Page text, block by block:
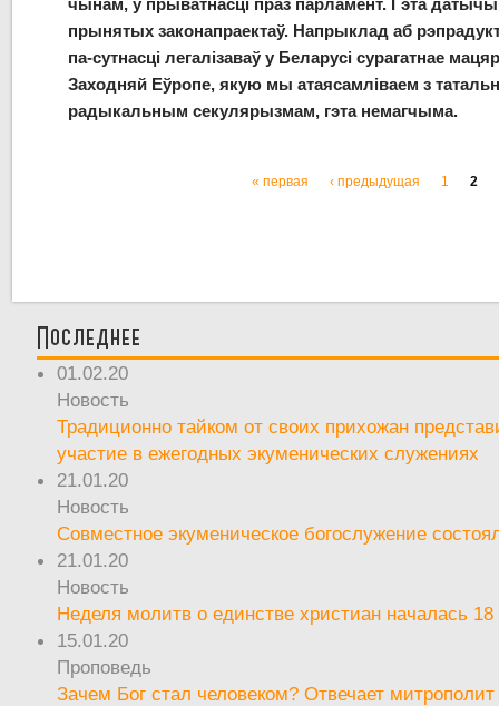
чынам, у прыватнасці праз парламент. Гэта
прынятых законапраектаў. Напрыклад аб
па-сутнасці легалізаваў у Беларусі сурагатнае
Заходняй Еўропе, якую мы атаясамліваем з
радыкальным секулярызмам, гэта немагчыма.
« первая ‹ предыдущая 1 2
Последнее
01.02.20
Новость
Традиционно тайком от своих прихожан
участие в ежегодных экуменических служениях
21.01.20
Новость
Совместное экуменическое богослужение
21.01.20
Новость
Неделя молитв о единстве христиан началась 18
15.01.20
Проповедь
Зачем Бог стал человеком? Отвечает